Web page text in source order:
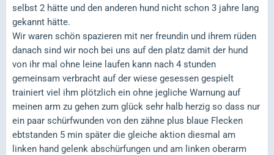
selbst 2 hätte und den anderen hund nicht schon 3 jahre lang
gekannt hätte.
Wir waren schön spazieren mit ner freundin und ihrem rüden
danach sind wir noch bei uns auf den platz damit der hund
von ihr mal ohne leine laufen kann nach 4 stunden
gemeinsam verbracht auf der wiese gesessen gespielt
trainiert viel ihm plötzlich ein ohne jegliche Warnung auf
meinen arm zu gehen zum glück sehr halb herzig so dass nur
ein paar schürfwunden von den zähne plus blaue Flecken
ebtstanden 5 min später die gleiche aktion diesmal am
linken hand gelenk abschürfungen und am linken oberarm